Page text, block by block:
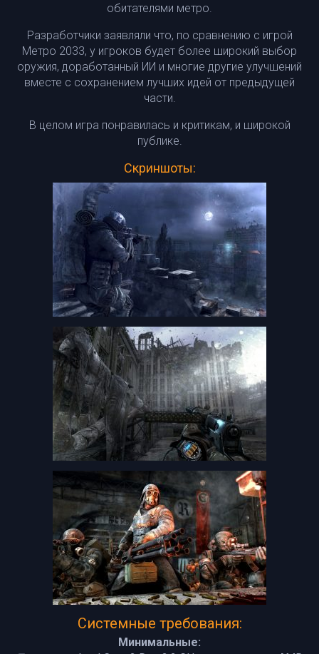
обитателями метро.
Разработчики заявляли что, по сравнению с игрой
Метро 2033, у игроков будет более широкий выбор
оружия, доработанный ИИ и многие другие улучшений
вместе с сохранением лучших идей от предыдущей
части.
В целом игра понравилась и критикам, и широкой
публике.
Скриншоты:
Системные требования:
Минимальные: